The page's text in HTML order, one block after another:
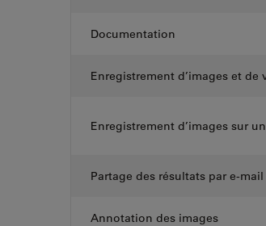
Documentation
Enregistrement d’images et de
Enregistrement d’images sur
Partage des résultats par e-mail
Annotation des images